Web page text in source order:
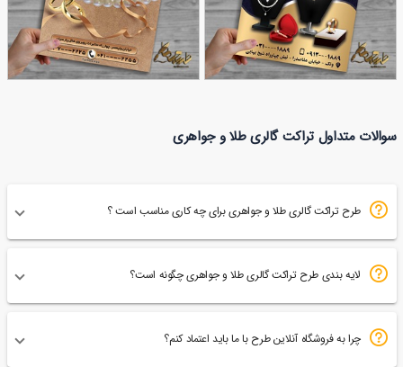
64
سوالات متداول تراکت گالری طلا و جواهری
طرح تراکت گالری طلا و جواهری برای چه کاری مناسب است ؟
لایه بندی طرح تراکت گالری طلا و جواهری چگونه است؟
چرا به فروشگاه آنلاین طرح با ما باید اعتماد کنم؟